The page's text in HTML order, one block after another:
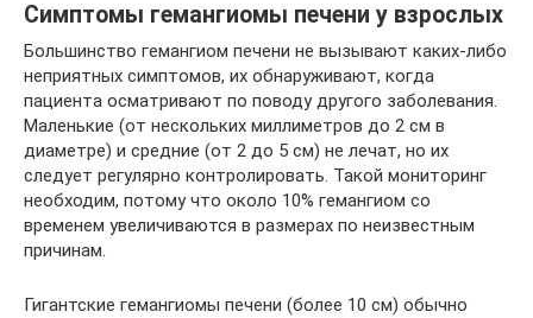
Симптомы гемангиомы печени у взрослых
Большинство гемангиом печени не вызывают каких-либо
неприятных симптомов, их обнаруживают, когда
пациента осматривают по поводу другого заболевания.
Маленькие (от нескольких миллиметров до 2 см в
диаметре) и средние (от 2 до 5 см) не лечат, но их
следует регулярно контролировать. Такой мониторинг
необходим, потому что около 10% гемангиом со
временем увеличиваются в размерах по неизвестным
причинам.
Гигантские гемангиомы печени (более 10 см) обычно